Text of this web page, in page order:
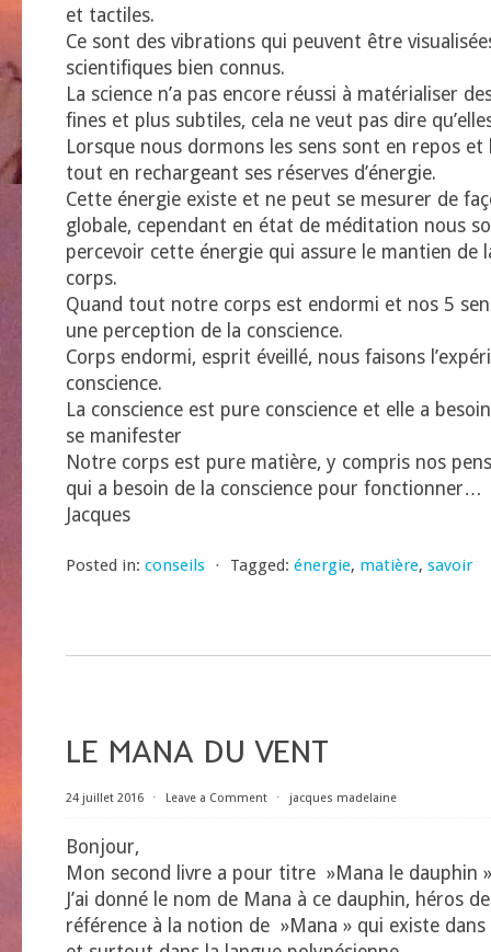
et tactiles.
Ce sont des vibrations qui peuvent être
scientifiques bien connus.
La science n’a pas encore réussi à matérialiser
fines et plus subtiles, cela ne veut pas dire
Lorsque nous dormons les sens sont en repos et
tout en rechargeant ses réserves d’énergie.
Cette énergie existe et ne peut se mesurer de
globale, cependant en état de méditation nous
percevoir cette énergie qui assure le mantien de
corps.
Quand tout notre corps est endormi et nos 5
une perception de la conscience.
Corps endormi, esprit éveillé, nous faisons
conscience.
La conscience est pure conscience et elle a
se manifester
Notre corps est pure matière, y compris nos
qui a besoin de la conscience pour fonctionner…
Jacques
Posted in: conseils ⋅ Tagged: énergie, matière, savoir
LE MANA DU VENT
24 juillet 2016 ⋅ Leave a Comment ⋅ jacques madelaine
Bonjour,
Mon second livre a pour titre »Mana le dauphin
J’ai donné le nom de Mana à ce dauphin, héros
référence à la notion de »Mana » qui existe